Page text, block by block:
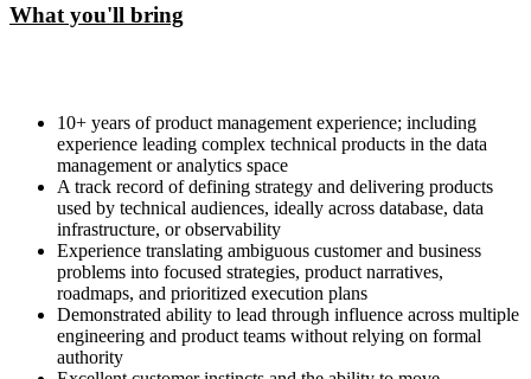
What you'll bring
10+ years of product management experience; including
experience leading complex technical products in the data
management or analytics space
A track record of defining strategy and delivering products
used by technical audiences, ideally across database, data
infrastructure, or observability
Experience translating ambiguous customer and business
problems into focused strategies, product narratives,
roadmaps, and prioritized execution plans
Demonstrated ability to lead through influence across multiple
engineering and product teams without relying on formal
authority